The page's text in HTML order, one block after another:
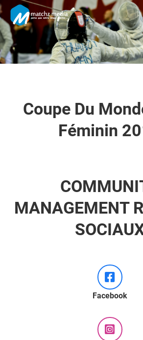
Coupe Du
Féminin
MANAGEMENT
Facebook